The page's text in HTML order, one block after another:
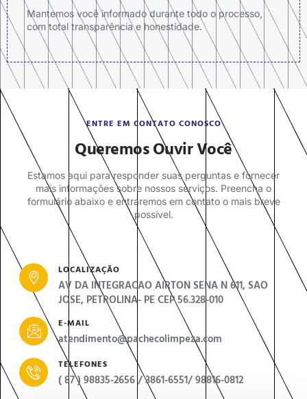
Mantemos você informado durante todo o processo,
com total transparência e honestidade.
ENTRE EM CONTATO CONOSCO
Queremos Ouvir Você
Estamos aqui para responder suas perguntas e fornecer
mais informações sobre nossos serviços. Preencha o
formulário abaixo e entraremos em contato o mais breve
possível.
LOCALIZAÇÃO
AV DA INTEGRACAO AIRTON SENA N 611, SAO
JOSE, PETROLINA- PE CEP 56.328-010
E-MAIL
atendimento@pachecolimpeza.com
TELEFONES
( 87 ) 98835-2656 / 3861-6551/ 98816-0812